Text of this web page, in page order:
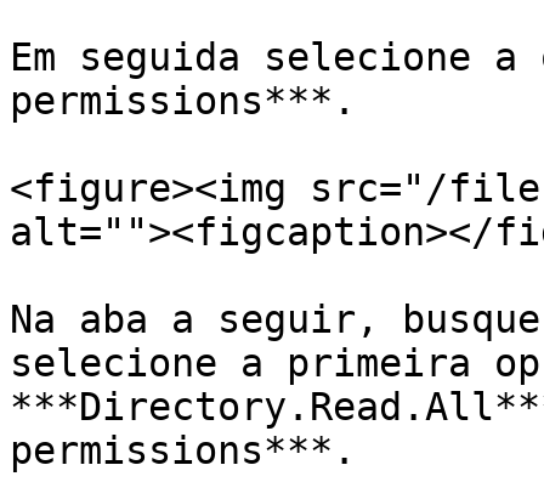
Em seguida selecione
permissions***.
<figure><img src="/
alt=""><figcaption></
Na aba a seguir,
selecione a primeira
permissions***.